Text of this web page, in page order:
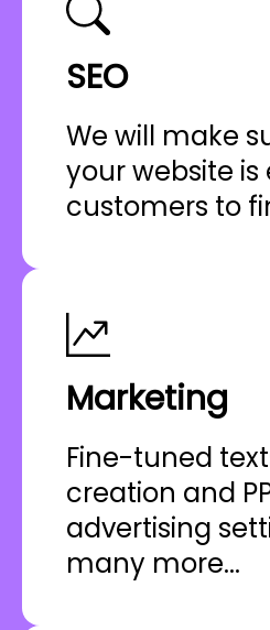
SEO
We will make
your website is
customers to
Marketing
Fine-tuned
creation and
advertising
many more...